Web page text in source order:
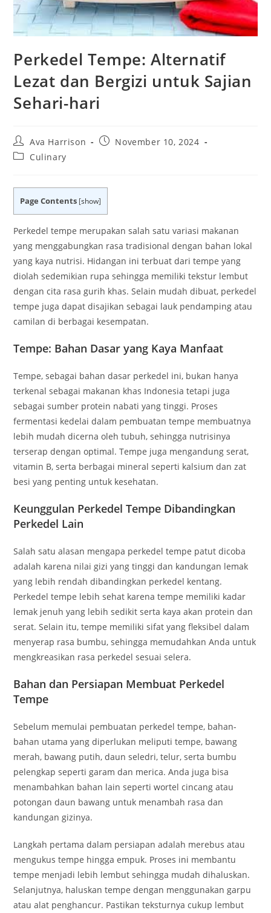
Perkedel Tempe: Alternatif
Lezat dan Bergizi untuk Sajian
Sehari-hari
Post
author:
Ava Harrison
PostNovember 10, 2024
PostCulinary
Page Contents [show]
Perkedel tempe merupakan salah satu variasi makanan
yang menggabungkan rasa tradisional dengan bahan lokal
yang kaya nutrisi. Hidangan ini terbuat dari tempe yang
diolah sedemikian rupa sehingga memiliki tekstur lembut
dengan cita rasa gurih khas. Selain mudah dibuat, perkedel
tempe juga dapat disajikan sebagai lauk pendamping atau
camilan di berbagai kesempatan.
Tempe: Bahan Dasar yang Kaya Manfaat
Tempe, sebagai bahan dasar perkedel ini, bukan hanya
terkenal sebagai makanan khas Indonesia tetapi juga
sebagai sumber protein nabati yang tinggi. Proses
fermentasi kedelai dalam pembuatan tempe membuatnya
lebih mudah dicerna oleh tubuh, sehingga nutrisinya
terserap dengan optimal. Tempe juga mengandung serat,
vitamin B, serta berbagai mineral seperti kalsium dan zat
besi yang penting untuk kesehatan.
Keunggulan Perkedel Tempe Dibandingkan
Perkedel Lain
Salah satu alasan mengapa perkedel tempe patut dicoba
adalah karena nilai gizi yang tinggi dan kandungan lemak
yang lebih rendah dibandingkan perkedel kentang.
Perkedel tempe lebih sehat karena tempe memiliki kadar
lemak jenuh yang lebih sedikit serta kaya akan protein dan
serat. Selain itu, tempe memiliki sifat yang fleksibel dalam
menyerap rasa bumbu, sehingga memudahkan Anda untuk
mengkreasikan rasa perkedel sesuai selera.
Bahan dan Persiapan Membuat Perkedel
Tempe
Sebelum memulai pembuatan perkedel tempe, bahan-
bahan utama yang diperlukan meliputi tempe, bawang
merah, bawang putih, daun seledri, telur, serta bumbu
pelengkap seperti garam dan merica. Anda juga bisa
menambahkan bahan lain seperti wortel cincang atau
potongan daun bawang untuk menambah rasa dan
kandungan gizinya.
Langkah pertama dalam persiapan adalah merebus atau
mengukus tempe hingga empuk. Proses ini membantu
tempe menjadi lebih lembut sehingga mudah dihaluskan.
Selanjutnya, haluskan tempe dengan menggunakan garpu
atau alat penghancur. Pastikan teksturnya cukup lembut